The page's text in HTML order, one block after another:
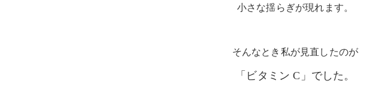
小さな揺らぎが現れます。
そんなとき私が見直したのが
「ビタミン C」でした。